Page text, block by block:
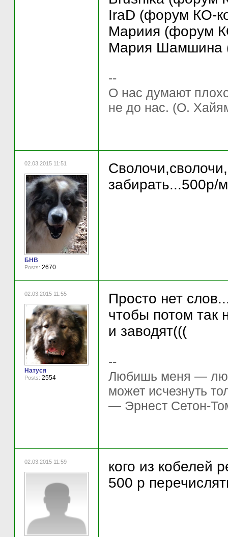
IraD (форум КО-
Мариия (форум
Мария Шамшина
--
О нас думают
не до нас. (О.
02.03.2015 11:51
БНВ
Posts: 2670
забирать...500р/
02.03.2015 11:55
Натуся
Posts: 2554
Просто нет
чтобы потом так
и заводят(((
--
Любишь меня —
может исчезнуть
— Эрнест Сетон-
02.03.2015 11:59
кого из кобелей
500 р